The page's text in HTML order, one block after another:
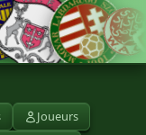
Joueurs